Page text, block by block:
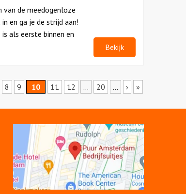
van de meedogenloze
en ga je de strijd aan!
als eerste binnen en
Bekijk
8 9 10 11 12 ... 20 ... › »